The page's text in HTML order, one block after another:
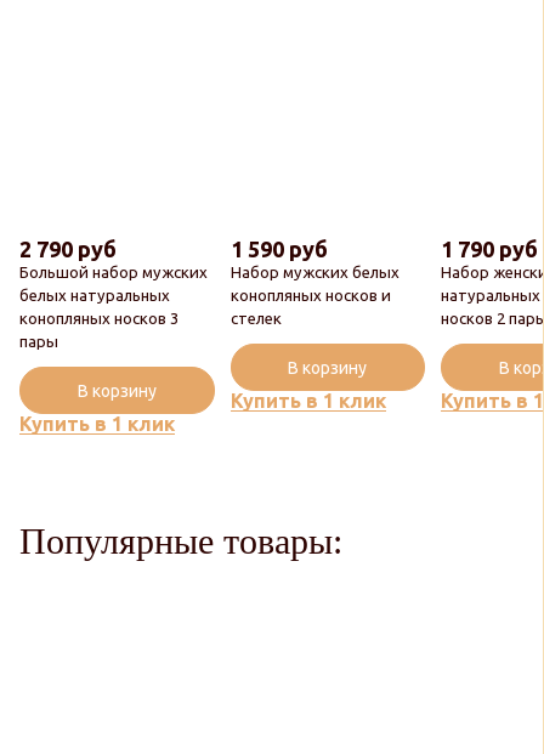
Большой набор мужских
белых натуральных
конопляных носков 3
пары
2 790 руб
Купить в 1 клик
В корзину
Набор мужских белых
конопляных носков и
стелек
1 590 руб
Купить в 1 клик
В корзину
Набор
носков 2
1 790 руб
Купить в
В
Популярные товары: